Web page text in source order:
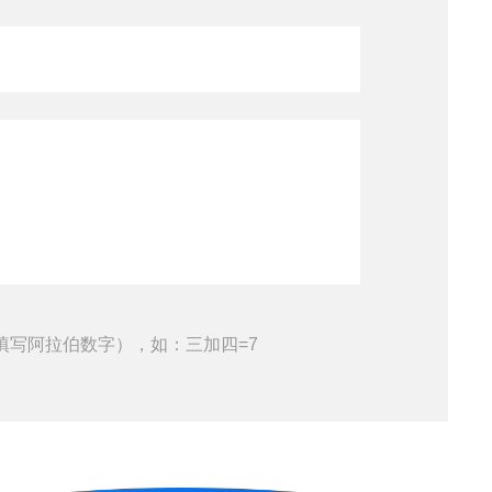
写阿拉伯数字），如：三加四=7